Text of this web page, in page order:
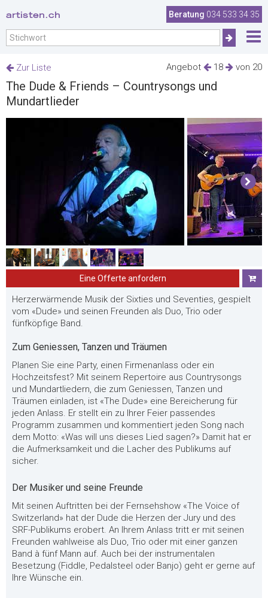
artisten.ch Beratung 034 533 34 35
Angebot 18 von 20
Zur Liste
The Dude & Friends – Countrysongs und
Mundartlieder
Eine Offerte anfordern
Herzerwärmende Musik der Sixties und Seventies, gespielt
vom «Dude» und seinen Freunden als Duo, Trio oder
fünfköpfige Band.
Zum Geniessen, Tanzen und Träumen
Planen Sie eine Party, einen Firmenanlass oder ein
Hochzeitsfest? Mit seinem Repertoire aus Countrysongs
und Mundartliedern, die zum Geniessen, Tanzen und
Träumen einladen, ist «The Dude» eine Bereicherung für
jeden Anlass. Er stellt ein zu Ihrer Feier passendes
Programm zusammen und kommentiert jeden Song nach
dem Motto: «Was will uns dieses Lied sagen?» Damit hat er
die Aufmerksamkeit und die Lacher des Publikums auf
sicher.
Der Musiker und seine Freunde
Mit seinen Auftritten bei der Fernsehshow «The Voice of
Switzerland» hat der Dude die Herzen der Jury und des
SRF-Publikums erobert. An Ihrem Anlass tritt er mit seinen
Freunden wahlweise als Duo, Trio oder mit einer ganzen
Band à fünf Mann auf. Auch bei der instrumentalen
Besetzung (Fiddle, Pedalsteel oder Banjo) geht er gerne auf
Ihre Wünsche ein.